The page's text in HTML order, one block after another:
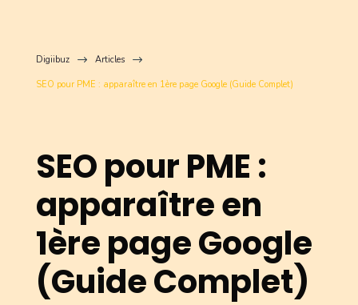
Digiibuz $ Articles $
SEO pour PME : apparaître en 1ère page Google (Guide Complet)
SEO pour PME :
apparaître en
1ère page Google
(Guide Complet)